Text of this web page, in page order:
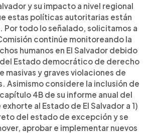
y su impacto a nivel regional
estas políticas autoritarias están
Por todo lo señalado, solicitamos a
continúe monitoreando la
humanos en El Salvador debido
Estado democrático de derecho
masivas y graves violaciones de
Asimismo considere la inclusión de
4B de su informe anual del
al Estado de El Salvador a 1)
del estado de excepción y se
aprobar e implementar nuevos